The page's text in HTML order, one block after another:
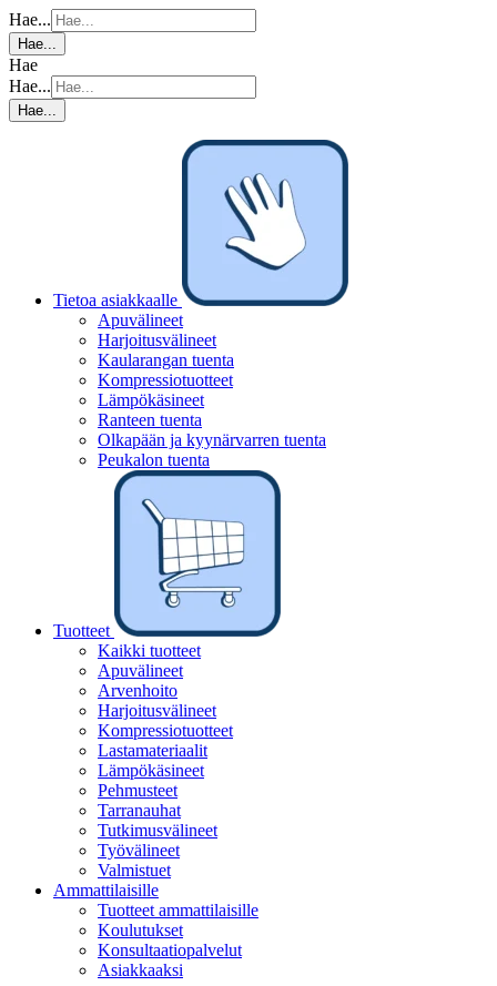
Hae...
Hae...
Hae
Hae...
Hae...
Tietoa asiakkaalle
Apuvälineet
Harjoitusvälineet
Kaularangan tuenta
Kompressiotuotteet
Lämpökäsineet
Ranteen tuenta
Olkapään ja kyynärvarren tuenta
Peukalon tuenta
Tuotteet
Kaikki tuotteet
Apuvälineet
Arvenhoito
Harjoitusvälineet
Kompressiotuotteet
Lastamateriaalit
Lämpökäsineet
Pehmusteet
Tarranauhat
Tutkimusvälineet
Työvälineet
Valmistuet
Ammattilaisille
Tuotteet ammattilaisille
Koulutukset
Konsultaatiopalvelut
Asiakkaaksi